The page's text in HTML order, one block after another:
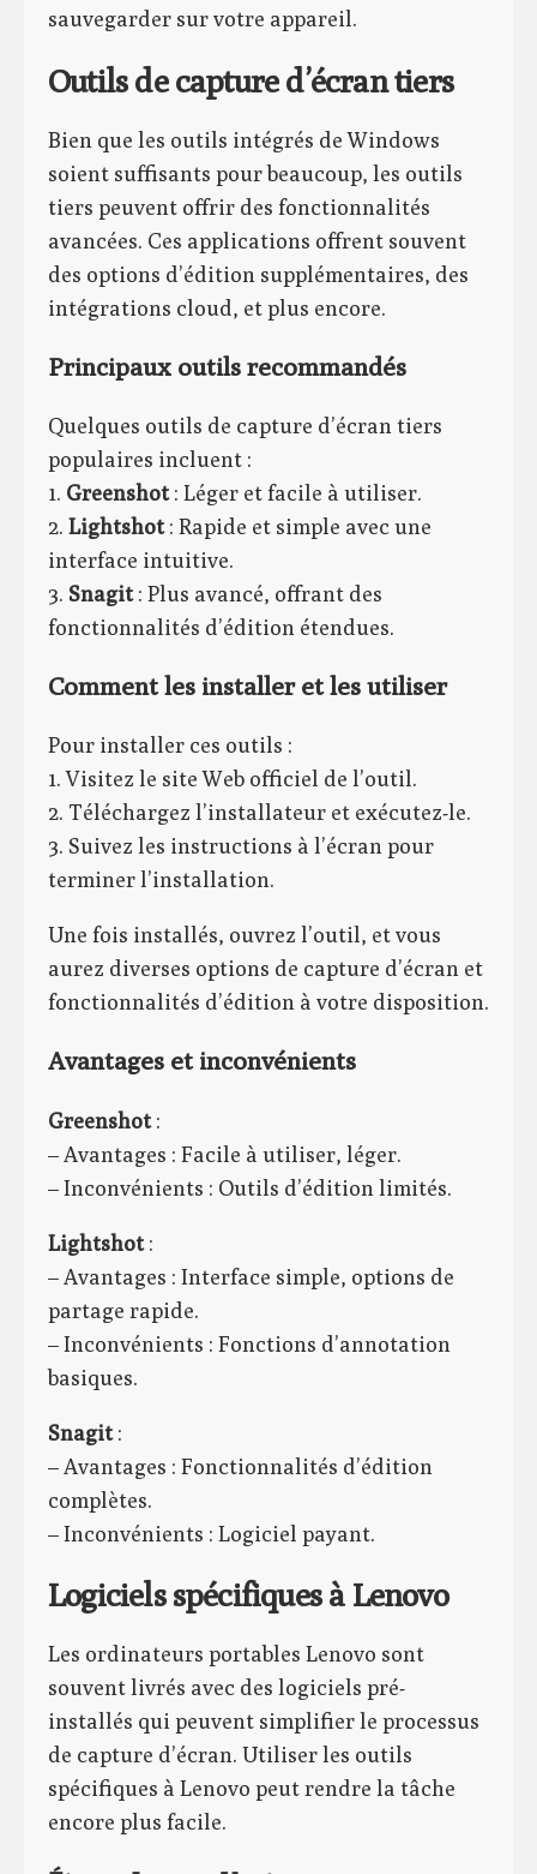
sauvegarder sur votre appareil.
Outils de capture d’écran tiers
Bien que les outils intégrés de Windows
soient suffisants pour beaucoup, les outils
tiers peuvent offrir des fonctionnalités
avancées. Ces applications offrent souvent
des options d’édition supplémentaires, des
intégrations cloud, et plus encore.
Principaux outils recommandés
Quelques outils de capture d’écran tiers
populaires incluent :
1. Greenshot: Léger et facile à utiliser.
2. Lightshot: Rapide et simple avec une
interface intuitive.
3. Snagit: Plus avancé, offrant des
fonctionnalités d’édition étendues.
Comment les installer et les utiliser
Pour installer ces outils :
1. Visitez le site Web officiel de l’outil.
2. Téléchargez l’installateur et exécutez-le.
3. Suivez les instructions à l’écran pour
terminer l’installation.
Une fois installés, ouvrez l’outil, et vous
aurez diverses options de capture d’écran et
fonctionnalités d’édition à votre disposition.
Avantages et inconvénients
Greenshot:
– Avantages : Facile à utiliser, léger.
– Inconvénients : Outils d’édition limités.
Lightshot:
– Avantages : Interface simple, options de
partage rapide.
– Inconvénients : Fonctions d’annotation
basiques.
Snagit:
– Avantages : Fonctionnalités d’édition
complètes.
– Inconvénients : Logiciel payant.
Logiciels spécifiques à Lenovo
Les ordinateurs portables Lenovo sont
souvent livrés avec des logiciels pré-
installés qui peuvent simplifier le processus
de capture d’écran. Utiliser les outils
spécifiques à Lenovo peut rendre la tâche
encore plus facile.